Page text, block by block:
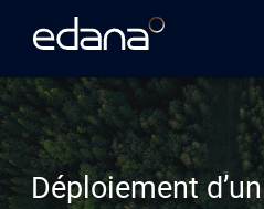
Déploiement